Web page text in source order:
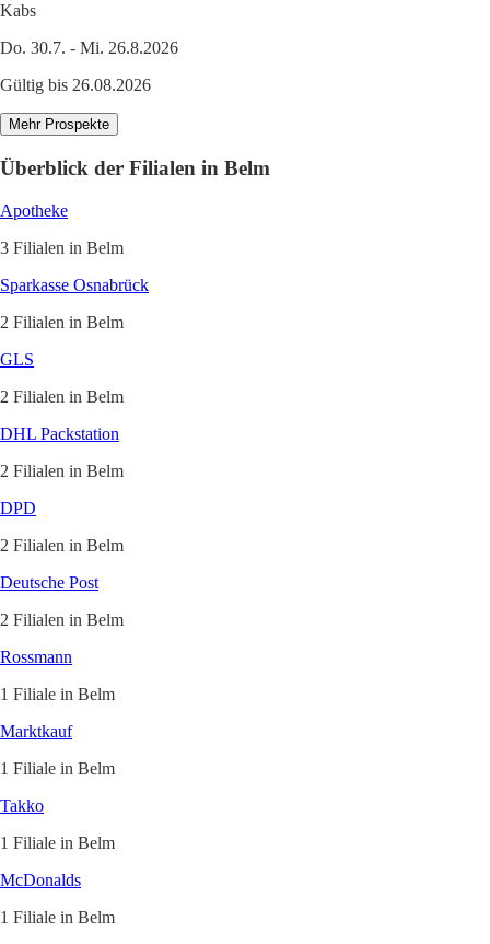
Kabs
Do. 30.7. - Mi. 26.8.2026
Gültig bis 26.08.2026
Mehr Prospekte
Überblick der Filialen in Belm
Apotheke
3 Filialen in Belm
Sparkasse Osnabrück
2 Filialen in Belm
GLS
2 Filialen in Belm
DHL Packstation
2 Filialen in Belm
DPD
2 Filialen in Belm
Deutsche Post
2 Filialen in Belm
Rossmann
1 Filiale in Belm
Marktkauf
1 Filiale in Belm
Takko
1 Filiale in Belm
McDonalds
1 Filiale in Belm